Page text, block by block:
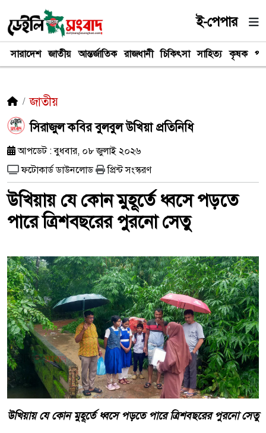
ই-পেপার
সারাদেশ জাতীয় আন্তর্জাতিক রাজধানী চিকিৎসা সাহিত্য কৃষক
জাতীয়
সিরাজুল কবির বুলবুল উখিয়া প্রতিনিধি
আপডেট : বুধবার, ০৮ জুলাই ২০২৬
ফটোকার্ড ডাউনলোড
প্রিন্ট সংস্করণ
উখিয়ায় যে কোন মুহূর্তে ধ্বসে পড়তে
পারে ত্রিশবছরের পুরনো সেতু
উখিয়ায় যে কোন মুহূর্তে ধ্বসে পড়তে পারে ত্রিশবছরের পুরনো সেতু